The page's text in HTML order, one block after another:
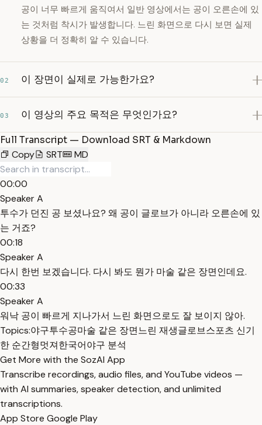
공이 너무 빠르게 움직여서 일반 영상에서는 공이 오른손에 있
는 것처럼 착시가 발생합니다. 느린 화면으로 다시 보면 실제
상황을 더 정확히 알 수 있습니다.
02 이 장면이 실제로 가능한가요?
03 이 영상의 주요 목적은 무엇인가요?
Full Transcript — Download SRT & Markdown
Copy
SRT MD
00:00
Speaker A
투수가 던진 공 보셨나요? 왜 공이 글로브가 아니라 오른손에 있
는 거죠?
00:18
Speaker A
다시 한번 보겠습니다. 다시 봐도 뭔가 마술 같은 장면인데요.
00:33
Speaker A
워낙 공이 빠르게 지나가서 느린 화면으로도 잘 보이지 않아.
Topics:야구투수공마술 같은 장면느린 재생글로브스포츠 신기
한 순간형멋져한국어야구 분석
Get More with the SozAI App
Transcribe recordings, audio files, and YouTube videos —
with AI summaries, speaker detection, and unlimited
transcriptions.
App Store Google Play